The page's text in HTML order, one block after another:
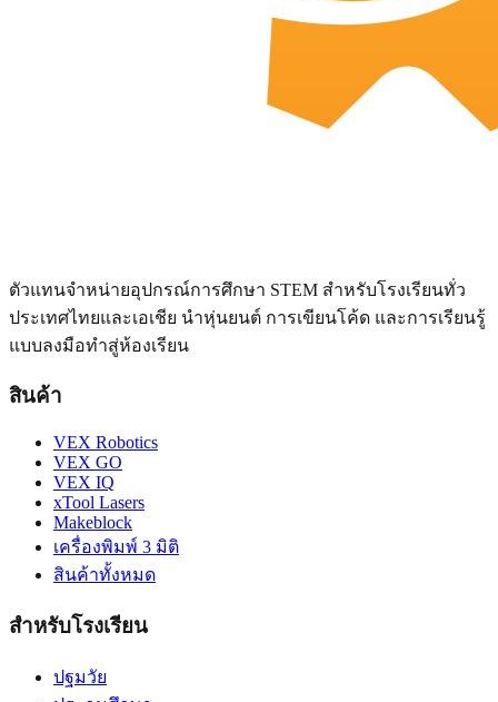
ตัวแทนจำหน่ายอุปกรณ์การศึกษา STEM สำหรับโรงเรียนทั่ว
ประเทศไทยและเอเชีย นำหุ่นยนต์ การเขียนโค้ด และการเรียนรู้
แบบลงมือทำสู่ห้องเรียน
สินค้า
VEX Robotics
VEX GO
VEX IQ
xTool Lasers
Makeblock
เครื่องพิมพ์ 3 มิติ
สินค้าทั้งหมด
สำหรับโรงเรียน
ปฐมวัย